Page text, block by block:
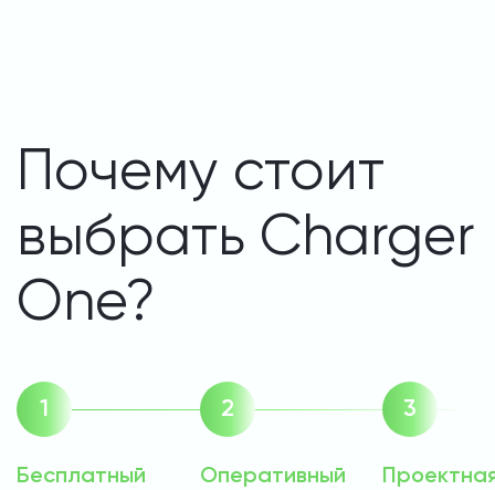
Почему стоит
выбрать Charger
One?
Бесплатный
Оперативный